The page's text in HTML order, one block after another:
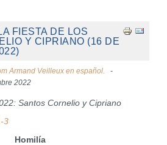
FIESTA DE LOS
Y CIPRIANO (16 DE
Armand Veilleux en español.
2022
Santos Cornelio y Cipriano
3
Homilía